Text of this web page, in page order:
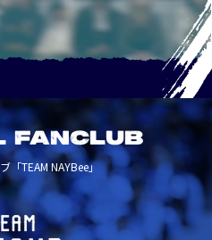
FANCLUB
「TEAM NAYBee」